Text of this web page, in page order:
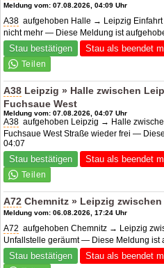
Meldung vom: 07.08.2026, 04:09 Uhr
A38 aufgehoben Halle → Leipzig
nicht mehr — Diese Meldung ist
Stau bestätigen Stau als beendet
A38 Leipzig » Halle zwischen
Fuchsaue West
Meldung vom: 07.08.2026, 04:07 Uhr
A38 aufgehoben Leipzig → Halle
Fuchsaue West Straße wieder frei —
04:07
Stau bestätigen Stau als beendet
A72 Chemnitz » Leipzig
Meldung vom: 06.08.2026, 17:24 Uhr
A72 aufgehoben Chemnitz → Leipzig
Unfallstelle geräumt — Diese Meldung
Stau bestätigen Stau als beendet